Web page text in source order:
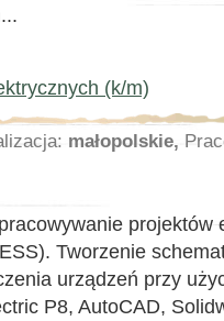
(k/m)
małopolskie,
projektów
Tworzenie
urządzeń przy
P8, AutoCAD,